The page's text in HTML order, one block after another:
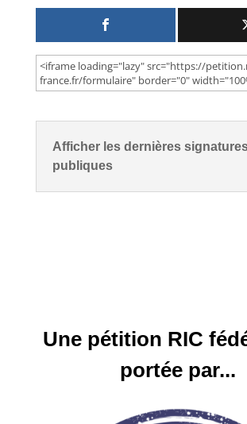
Afficher les dernières
publiques
Une pétition RIC
portée par...